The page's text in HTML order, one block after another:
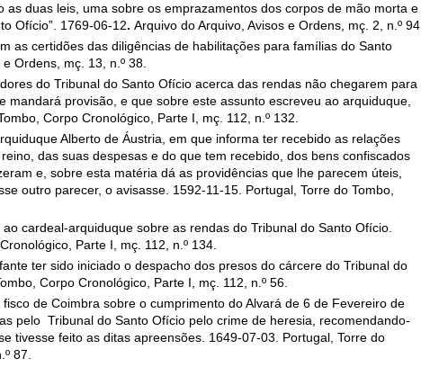
as duas leis, uma sobre os emprazamentos dos corpos de mão morta e
Ofício”. 1769-06-12. Arquivo do Arquivo, Avisos e Ordens, mç. 2, n.º 94.
as certidões das diligências de habilitações para famílias do Santo
Ordens, mç. 13, n.º 38.
do Tribunal do Santo Ofício acerca das rendas não chegarem para
mandará provisão, e que sobre este assunto escreveu ao arquiduque,
Corpo Cronológico, Parte I, mç. 112, n.º 132.
Alberto de Áustria, em que informa ter recebido as relações
das suas despesas e do que tem recebido, dos bens confiscados
e, sobre esta matéria dá as providências que lhe parecem úteis,
outro parecer, o avisasse. 1592-11-15. Portugal, Torre do Tombo,
cardeal-arquiduque sobre as rendas do Tribunal do Santo Ofício.
Parte I, mç. 112, n.º 134.
ter sido iniciado o despacho dos presos do cárcere do Tribunal do
Corpo Cronológico, Parte I, mç. 112, n.º 56.
de Coimbra sobre o cumprimento do Alvará de 6 de Fevereiro de
pelo Tribunal do Santo Ofício pelo crime de heresia, recomendando-
tivesse feito as ditas apreensões. 1649-07-03. Portugal, Torre do
87.